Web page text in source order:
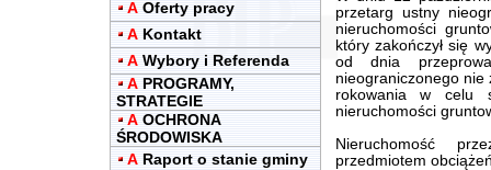
A Oferty pracy
A Kontakt
A Wybory i Referenda
A PROGRAMY,
STRATEGIE
A OCHRONA
ŚRODOWISKA
A Raport o stanie gminy
przetarg ustny
nieruchomości
który zakończył się
od dnia
nieograniczonego nie
rokowania w celu
nieruchomości
Nieruchomość
przedmiotem